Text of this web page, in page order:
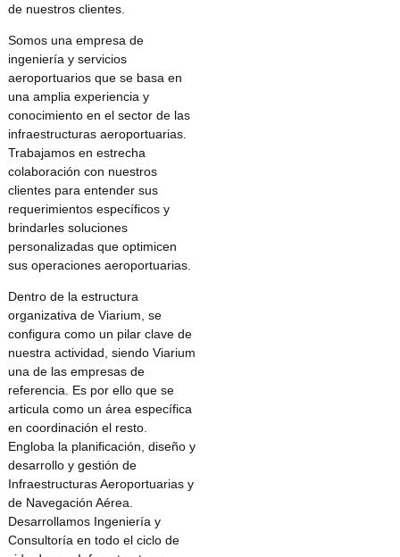
de nuestros clientes.
Somos una empresa de
ingeniería y servicios
aeroportuarios que se basa en
una amplia experiencia y
conocimiento en el sector de las
infraestructuras aeroportuarias.
Trabajamos en estrecha
colaboración con nuestros
clientes para entender sus
requerimientos específicos y
brindarles soluciones
personalizadas que optimicen
sus operaciones aeroportuarias.
Dentro de la estructura
organizativa de Viarium, se
configura como un pilar clave de
nuestra actividad, siendo Viarium
una de las empresas de
referencia. Es por ello que se
articula como un área específica
en coordinación el resto.
Engloba la planificación, diseño y
desarrollo y gestión de
Infraestructuras Aeroportuarias y
de Navegación Aérea.
Desarrollamos Ingeniería y
Consultoría en todo el ciclo de